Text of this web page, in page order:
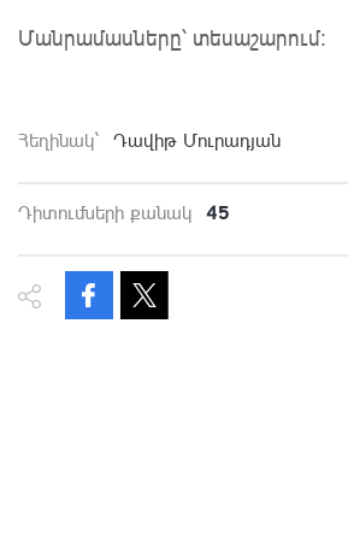
Մանրամասները՝ տեսաշարում:
Հեղինակ` Դավիթ Մուրադյան
Դիտումների քանակ 45